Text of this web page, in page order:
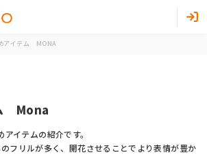
アイテム MONA
Mona
イテムの紹介です。
フリルが多く、開花させることでより表情が豊か